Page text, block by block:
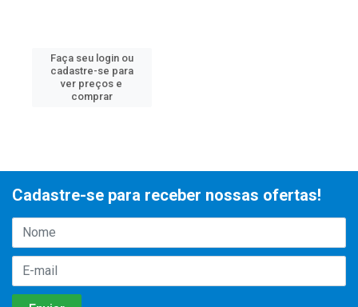
Faça seu login ou
cadastre-se para
ver preços e
comprar
Cadastre-se para receber nossas ofertas!